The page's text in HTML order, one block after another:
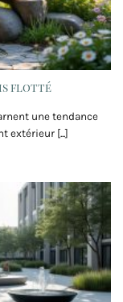
flotté
une tendance
extérieur [...]